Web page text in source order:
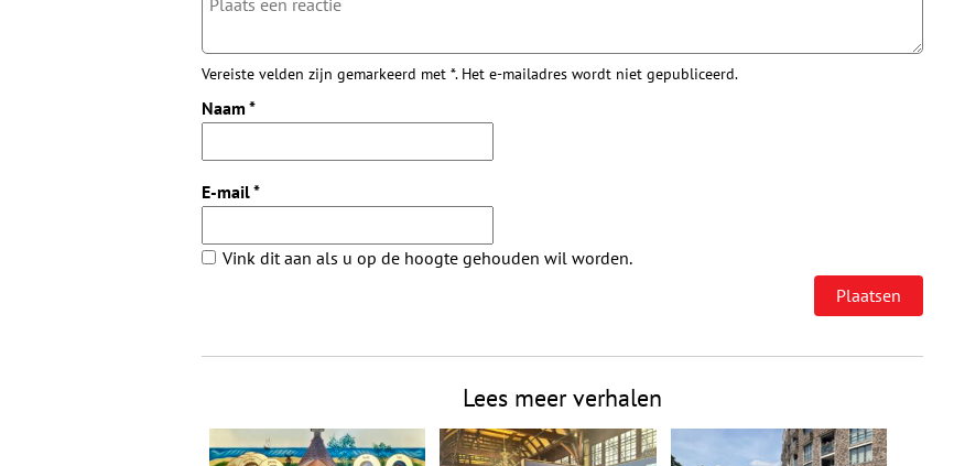
Vereiste velden zijn gemarkeerd met *. Het e-mailadres wordt niet gepubliceerd.
Naam *
E-mail*
Vink dit aan als u op de hoogte gehouden wil worden.
Lees meer verhalen